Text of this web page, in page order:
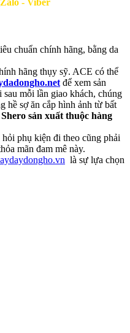
chuẩn chính hãng, bằng da
hãng thụy sỹ. ACE có thể
để xem sản
mỗi lần giao khách, chúng
hề sợ ăn cắp hình ảnh từ bất
sản xuất thuộc hàng
phụ kiện đi theo cũng phải
mãn đam mê này.
là sự lựa chọn